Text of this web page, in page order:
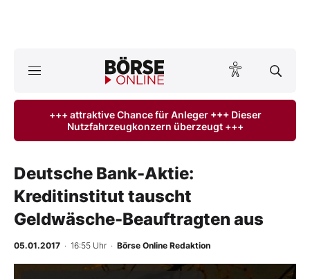
Anlageprodukte
Finanz-Check
Abo & Shop
Experten
+++ attraktive Chance für Anleger +++ Dieser
Nutzfahrzeugkonzern überzeugt +++
Deutsche Bank-Aktie:
Kreditinstitut tauscht
Geldwäsche-Beauftragten aus
05.01.2017 · 16:55 Uhr · Börse Online Redaktion